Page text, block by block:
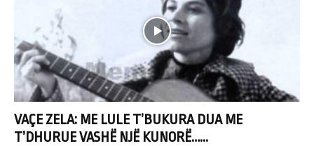
VAÇE ZELA: ME LULE T’BUKURA DUA ME
T’DHURUE VASHË NJË KUNORË…...